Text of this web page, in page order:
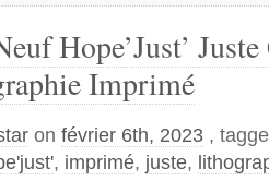
Hope’Just’
Imprimé
on février 6th, 2023 ,
, imprimé, juste,